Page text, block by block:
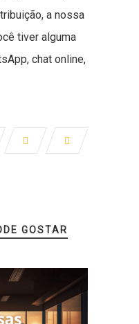
a nossa
tiver alguma
chat online,
GOSTAR